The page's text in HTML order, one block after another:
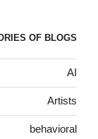
OF BLOGS
AI
Artists
behavioral